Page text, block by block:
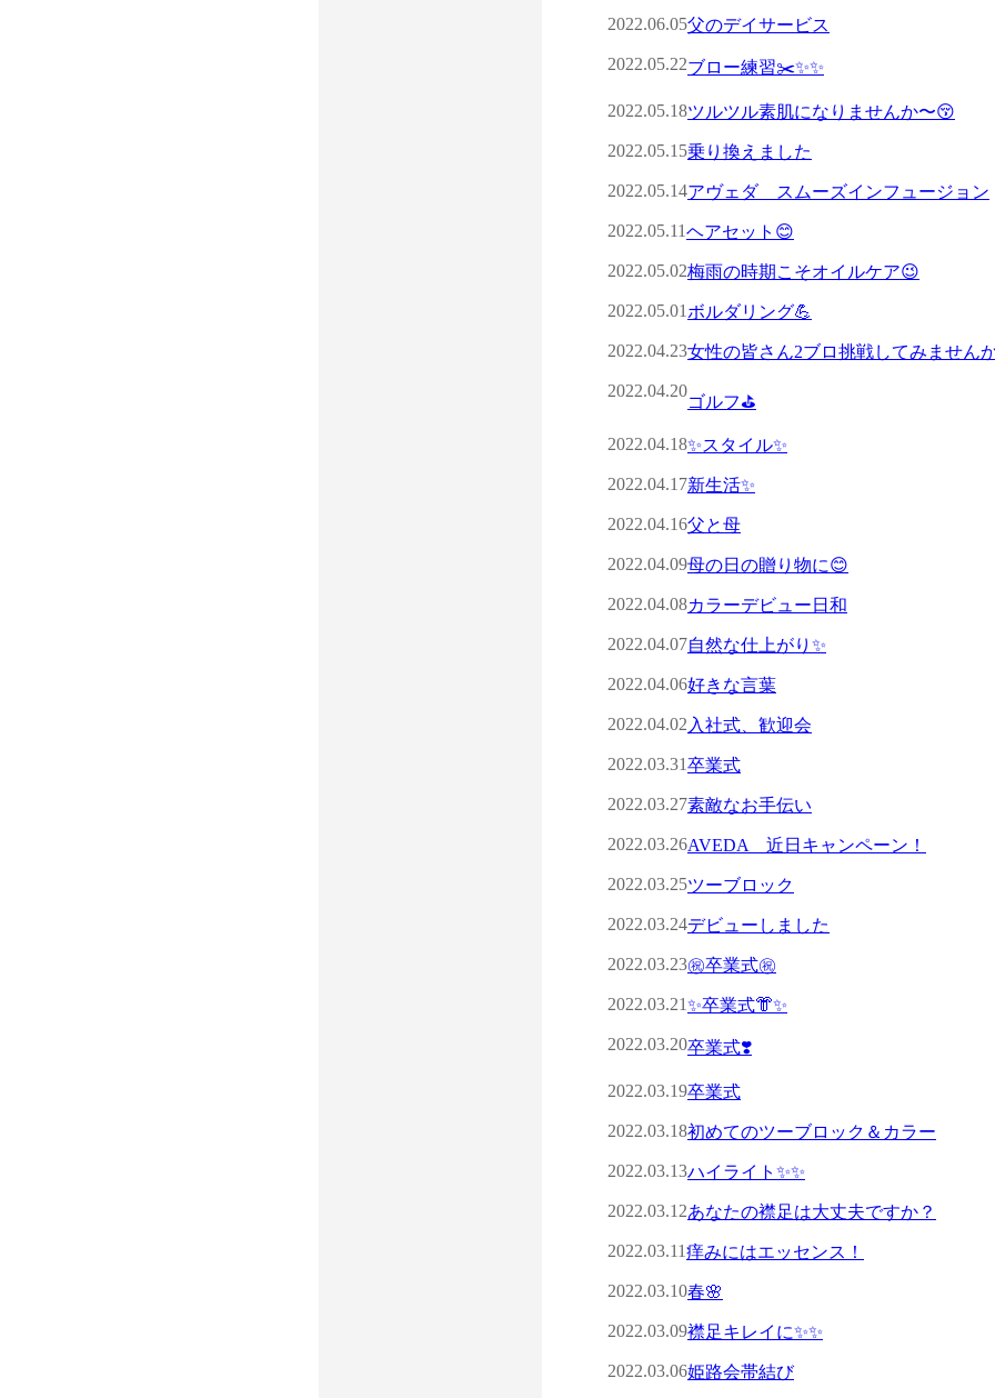
2022.06.05父のデイサービス
2022.05.22ブロー練習✂️✨✨
2022.05.18ツルツル素肌になりませんか〜😚
2022.05.15乗り換えました
2022.05.14アヴェダ スムーズインフュージョン
2022.05.11ヘアセット😊
2022.05.02梅雨の時期こそオイルケア😉
2022.05.01 ボルダリング💪
2022.04.23女性の皆さん2ブロ挑戦してみません
2022.04.20
ゴルフ⛳️
2022.04.18✨スタイル✨
2022.04.17新生活✨
2022.04.16父と母
2022.04.09母の日の贈り物に😊
2022.04.08カラーデビュー日和
2022.04.07自然な仕上がり✨
2022.04.06好きな言葉
2022.04.02 入社式、歓迎会
2022.03.31卒業式
2022.03.27素敵なお手伝い
2022.03.26AVEDA 近日キャンペーン！
2022.03.25ツーブロック
2022.03.24デビューしました
2022.03.23㊗️卒業式㊗️
2022.03.21✨卒業式👘✨
2022.03.20卒業式❣️
2022.03.19卒業式
2022.03.18初めてのツーブロック＆カラー
2022.03.13ハイライト✨✨
2022.03.12あなたの襟足は大丈夫ですか？
2022.03.11痒みにはエッセンス！
2022.03.10春🌸
2022.03.09襟足キレイに✨✨
2022.03.06姫路会帯結び